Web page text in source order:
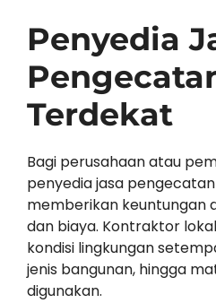
Penyedia
Terdekat
Bagi perusahaan atau
penyedia jasa
memberikan keuntungan
dan biaya. Kontraktor
kondisi lingkungan
jenis bangunan, hingga
digunakan.